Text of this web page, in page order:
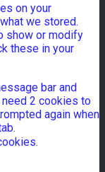
on your
we stored.
show or modify
these in your
bar and
2 cookies to
again when